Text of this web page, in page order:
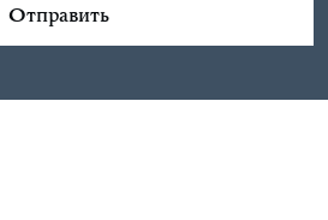
Отправить